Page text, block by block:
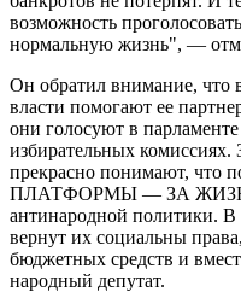
возможность
нормальную жизнь", —
Он обратил внимание, что
власти помогают ее
они голосуют в
избирательных
прекрасно понимают,
ПЛАТФОРМЫ — ЗА ЖИЗНЬ
антинародной политики.
вернут их социальны
бюджетных средств и
народный депутат.